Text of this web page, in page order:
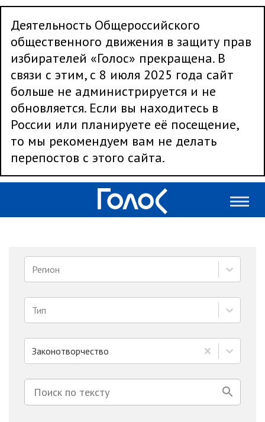
Деятельность Общероссийского
общественного движения в защиту прав
избирателей «Голос» прекращена. В
связи с этим, с 8 июля 2025 года сайт
больше не администрируется и не
обновляется. Если вы находитесь в
России или планируете её посещение,
то мы рекомендуем вам не делать
перепостов с этого сайта.
Регион
Тип
Законотворчество